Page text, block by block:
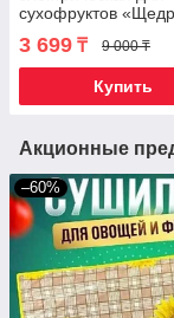
сухофруктов
урожай» (55 х 33 см
Ромашки)
3 699 ₸ 9 000 ₸
Купить
Акционные
–60%